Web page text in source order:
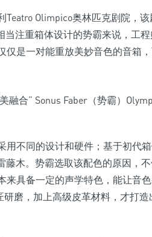
Olimpico奥林匹克剧院，
当注重箱体设计的势霸来说，工
仅是一对能重放美妙音色的音箱
不同的设计和硬件；基于初代
藤木。势霸选取该配色的原因，
来具备一定的声学特色，能让音
磨，加上高级皮革材料，才打